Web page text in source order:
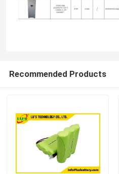
Prodotti
Circa noi
Recommended Products